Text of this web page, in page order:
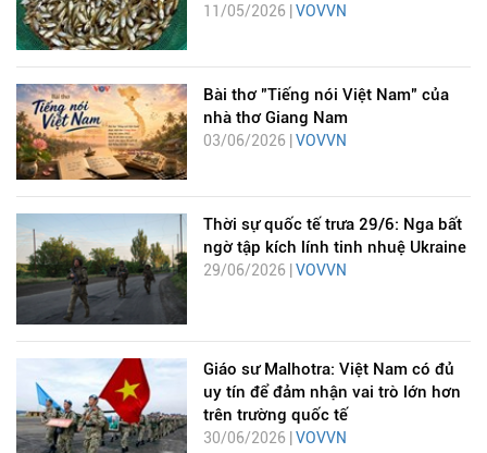
11/05/2026 | VOVVN
Bài thơ "Tiếng nói Việt Nam" của
nhà thơ Giang Nam
03/06/2026 | VOVVN
Thời sự quốc tế trưa 29/6: Nga bất
ngờ tập kích lính tinh nhuệ Ukraine
29/06/2026 | VOVVN
Giáo sư Malhotra: Việt Nam có đủ
uy tín để đảm nhận vai trò lớn hơn
trên trường quốc tế
30/06/2026 | VOVVN